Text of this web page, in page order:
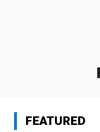
FEATURED